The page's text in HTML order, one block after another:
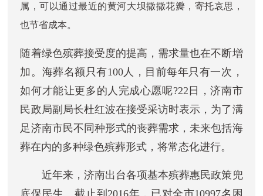
属，可以通过最近的黄河大坝撒撒花瓣，寄托哀思，
也节省成本。
随着绿色殡葬接受度的提高，需求量也在不断增
加。海葬名额只有100人，目前每年只有一次，
如何才能让更多的人完成心愿呢?22日，济南市
民政局副局长杜红波在接受采访时表示，为了满
足济南市民不同种形式的丧葬需求，未来包括海
葬在内的多种绿色殡葬形式，将常态化进行。
近年来，济南出台各项基本殡葬惠民政策兜
底保民生。截止到2016年，已对全市10997名困